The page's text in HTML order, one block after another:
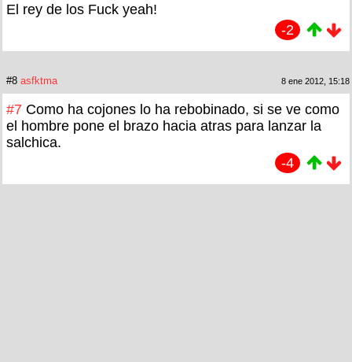
El rey de los Fuck yeah!
-2
#8 asfktma 8 ene 2012, 15:18
#7 Como ha cojones lo ha rebobinado, si se ve como
el hombre pone el brazo hacia atras para lanzar la
salchica.
-4